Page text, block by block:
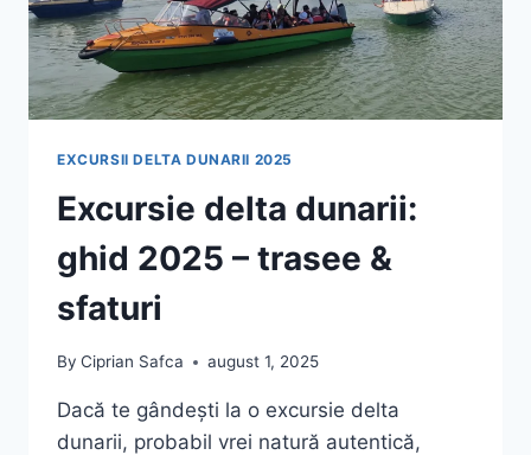
EXCURSII DELTA DUNARII 2025
Excursie delta dunarii:
ghid 2025 – trasee &
sfaturi
By Ciprian Safca august 1, 2025
Dacă te gândești la o excursie delta
dunarii, probabil vrei natură autentică,